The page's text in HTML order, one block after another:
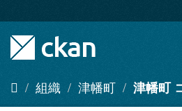
キ
容
組織 津幡町 津幡町